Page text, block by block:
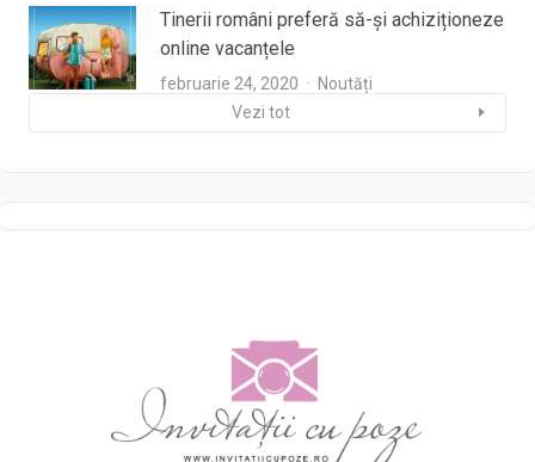
Tinerii români preferă să-și achiziționeze
online vacanțele
februarie 24, 2020
Noutăți
Vezi tot